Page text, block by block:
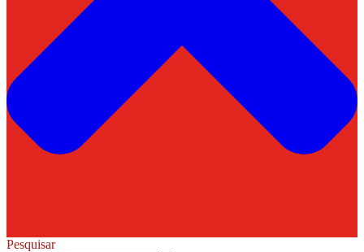
Pesquisar